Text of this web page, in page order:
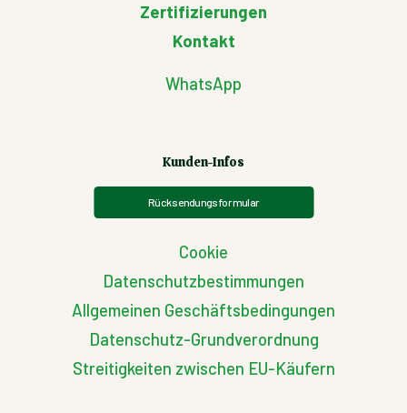
Zertifizierungen
Kontakt
WhatsApp
Kunden-Infos
Rücksendungsformular
Cookie
Datenschutzbestimmungen
Allgemeinen Geschäftsbedingungen
Datenschutz-Grundverordnung
Streitigkeiten zwischen EU-Käufern